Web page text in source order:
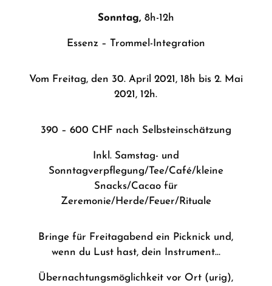
Sonntag, 8h-12h
Essenz – Trommel-Integration
Vom Freitag, den 30. April 2021, 18h bis 2. Mai
2021, 12h.
390 – 600 CHF nach Selbsteinschätzung
Inkl. Samstag- und
Sonntagverpflegung/Tee/Café/kleine
Snacks/Cacao für
Zeremonie/Herde/Feuer/Rituale
Bringe für Freitagabend ein Picknick und,
wenn du Lust hast, dein Instrument…
Übernachtungsmöglichkeit vor Ort (urig),